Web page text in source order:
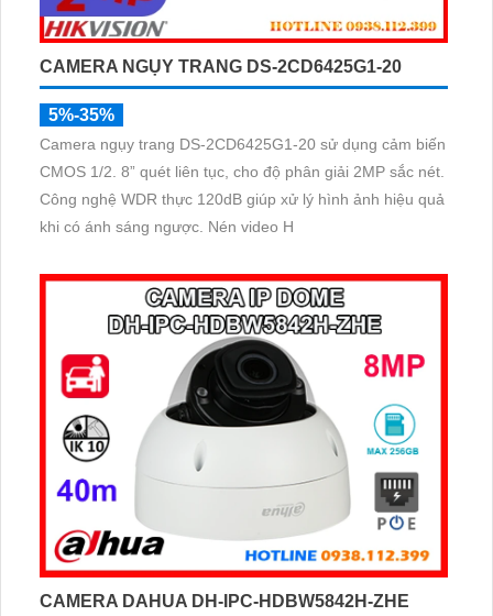
CAMERA NGỤY TRANG DS-2CD6425G1-20
5%-35%
Camera ngụy trang DS-2CD6425G1-20 sử dụng cảm biến
CMOS 1/2. 8” quét liên tục, cho độ phân giải 2MP sắc nét.
Công nghệ WDR thực 120dB giúp xử lý hình ảnh hiệu quả
khi có ánh sáng ngược. Nén video H
CAMERA DAHUA DH-IPC-HDBW5842H-ZHE